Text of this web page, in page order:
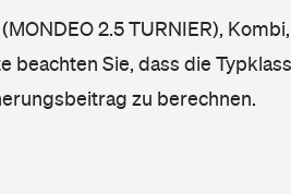
2.5 TURNIER),
beachten Sie, dass die
zu berechnen.